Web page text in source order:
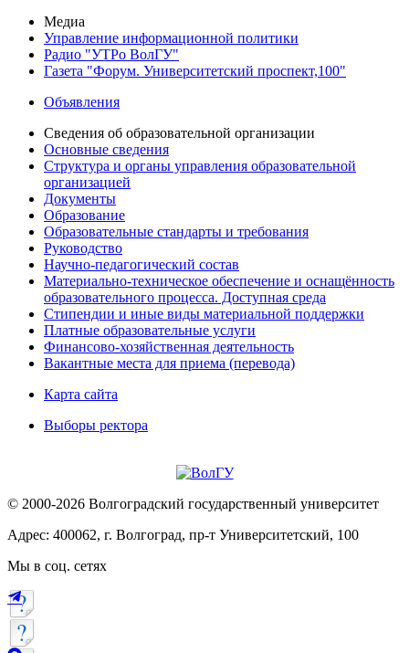
Медиа
Управление информационной политики
Радио "УТРо ВолГУ"
Газета "Форум. Университетский проспект,100"
Объявления
Сведения об образовательной организации
Основные сведения
Структура и органы управления образовательной
организацией
Документы
Образование
Образовательные стандарты и требования
Руководство
Научно-педагогический состав
Материально-техническое обеспечение и оснащённость
образовательного процесса. Доступная среда
Стипендии и иные виды материальной поддержки
Платные образовательные услуги
Финансово-хозяйственная деятельность
Вакантные места для приема (перевода)
Карта сайта
Выборы ректора
© 2000-2026 Волгоградский государственный университет
Адрес: 400062, г. Волгоград, пр-т Университетский, 100
Мы в соц. сетях